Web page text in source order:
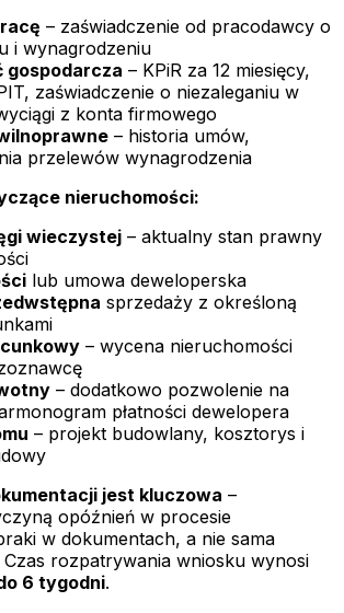
– zaświadczenie od pracodawcy o
i wynagrodzeniu
gospodarcza – KPiR za 12 miesięcy,
zaświadczenie o niezaleganiu w
z konta firmowego
– historia umów,
przelewów wynagrodzenia
nieruchomości:
wieczystej – aktualny stan prawny
lub umowa deweloperska
sprzedaży z określoną
– wycena nieruchomości
– dodatkowo pozwolenie na
płatności dewelopera
– projekt budowlany, kosztorys i
jest kluczowa –
opóźnień w procesie
w dokumentach, a nie sama
rozpatrywania wniosku wynosi
6 tygodni.